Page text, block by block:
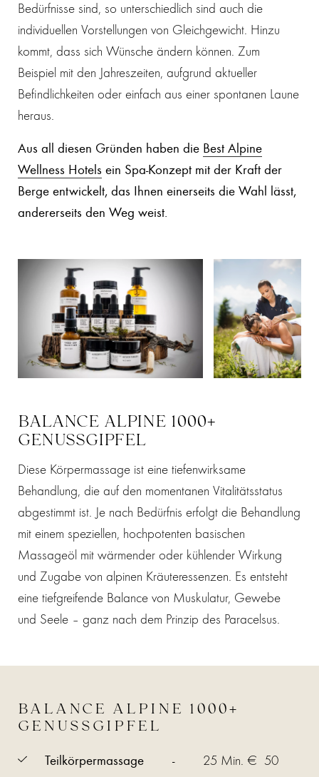
Bedürfnisse sind, so unterschiedlich sind auch die
individuellen Vorstellungen von Gleichgewicht. Hinzu
kommt, dass sich Wünsche ändern können. Zum
Beispiel mit den Jahreszeiten, aufgrund aktueller
Befindlichkeiten oder einfach aus einer spontanen Laune
heraus.
Aus all diesen Gründen haben die Best Alpine
Wellness Hotels ein Spa-Konzept mit der Kraft der
Berge entwickelt, das Ihnen einerseits die Wahl lässt,
andererseits den Weg weist.
BALANCE ALPINE 1000+
GENUSSGIPFEL
Diese Körpermassage ist eine tiefenwirksame
Behandlung, die auf den momentanen Vitalitätsstatus
abgestimmt ist. Je nach Bedürfnis erfolgt die Behandlung
mit einem speziellen, hochpotenten basischen
Massageöl mit wärmender oder kühlender Wirkung
und Zugabe von alpinen Kräuteressenzen. Es entsteht
eine tiefgreifende Balance von Muskulatur, Gewebe
und Seele – ganz nach dem Prinzip des Paracelsus.
BALANCE ALPINE 1000+
GENUSSGIPFEL
Teilkörpermassage - 25 Min. € 50